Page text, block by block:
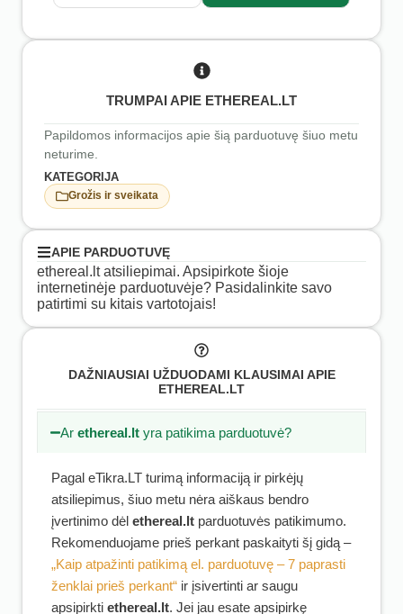
TRUMPAI APIE ETHEREAL.LT
Papildomos informacijos apie šią parduotuvę šiuo metu
neturime.
KATEGORIJA
Grožis ir sveikata
APIE PARDUOTUVĘ
ethereal.lt atsiliepimai. Apsipirkote šioje
internetinėje parduotuvėje? Pasidalinkite savo
patirtimi su kitais vartotojais!
DAŽNIAUSIAI UŽDUODAMI KLAUSIMAI APIE
ETHEREAL.LT
Arethereal.lt yra patikima parduotuvė?
Pagal eTikra.LT turimą informaciją ir pirkėjų
atsiliepimus, šiuo metu nėra aiškaus bendro
įvertinimo dėl ethereal.lt parduotuvės patikimumo.
Rekomenduojame prieš perkant paskaityti šį gidą –
„Kaip atpažinti patikimą el. parduotuvę – 7 paprasti
ženklai prieš perkant“ ir įsivertinti ar saugu
apsipirkti ethereal.lt. Jei jau esate apsipirkę